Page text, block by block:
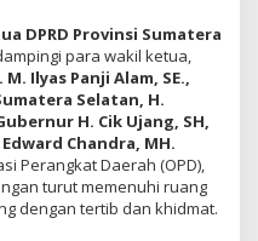
DPRD Provinsi Sumatera
para wakil ketua,
M. Ilyas Panji Alam, SE.,
Selatan, H.
H. Cik Ujang, SH,
Chandra, MH.
Perangkat Daerah (OPD),
turut memenuhi ruang
dengan tertib dan khidmat.